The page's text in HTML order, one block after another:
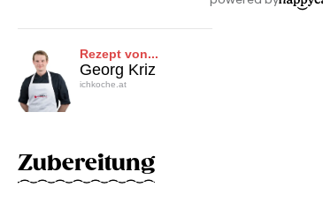
Rezept von...
Georg Kriz
ichkoche.at
Zubereitung